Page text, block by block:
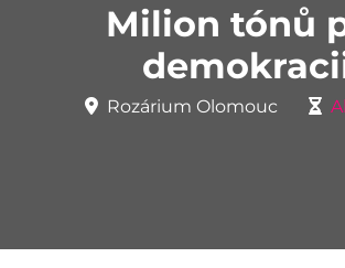
Milion tónů
Rozárium Olomouc